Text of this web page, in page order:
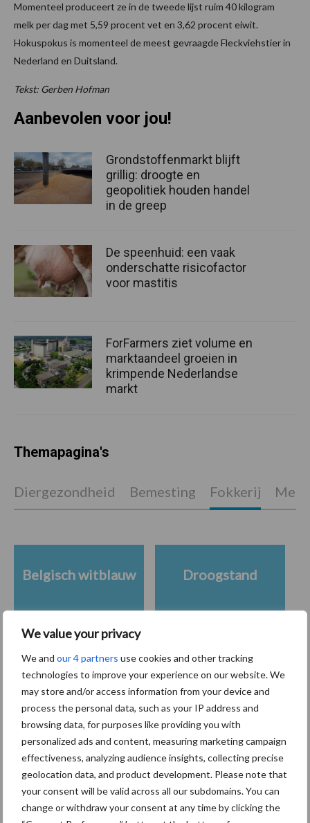
We value your privacy
We and our 4 partners use cookies and other tracking
technologies to improve your experience on our website. We
may store and/or access information from your device and
process the personal data, such as your IP address and
browsing data, for purposes like providing you with
personalized ads and content, measuring marketing campaign
effectiveness, analyzing audience insights, collecting precise
geolocation data, and product development. Please note that
your consent will be valid across all our subdomains. You can
change or withdraw your consent at any time by clicking the
Momenteel produceert ze in de tweede lijst ruim 40 kilogram
melk per dag met 5,59 procent vet en 3,62 procent eiwit.
Hokuspokus is momenteel de meest gevraagde Fleckviehstier in
Nederland en Duitsland.
Tekst: Gerben Hofman
Primaire
Sidebar
Recent nieuws Partner nieuws
7 aug
Grondstoffenmarkt blijft grillig:
droogte en geopolitiek houden
Aanbevolen voor jou!
Grondstoffenmarkt blijft
grillig: droogte en
geopolitiek houden handel
in de greep
De speenhuid: een vaak
onderschatte risicofactor
voor mastitis
ForFarmers ziet volume en
marktaandeel groeien in
krimpende Nederlandse
markt
Themapagina's
Diergezondheid Bemesting Fokkerij
Belgisch witblauw Droogstand
Toon meer